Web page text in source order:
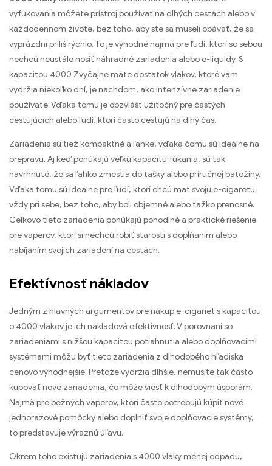
vyfukovania môžete prístroj používať na dlhých cestách alebo v
každodennom živote, bez toho, aby ste sa museli obávať, že sa
vyprázdni príliš rýchlo. To je výhodné najmä pre ľudí, ktorí so sebou
nechcú neustále nosiť náhradné zariadenia alebo e-liquidy. S
kapacitou 4000 Zvyčajne máte dostatok vlakov, ktoré vám
vydržia niekoľko dní, je nachdom, ako intenzívne zariadenie
používate. Vďaka tomu je obzvlášť užitočný pre častých
cestujúcich alebo ľudí, ktorí často cestujú na dlhý čas.
Zariadenia sú tiež kompaktné a ľahké, vďaka čomu sú ideálne na
prepravu. Aj keď ponúkajú veľkú kapacitu fúkania, sú tak
navrhnuté, že sa ľahko zmestia do tašky alebo príručnej batožiny.
Vďaka tomu sú ideálne pre ľudí, ktorí chcú mať svoju e-cigaretu
vždy pri sebe, bez toho, aby boli objemné alebo ťažko prenosné.
Celkovo tieto zariadenia ponúkajú pohodlné a praktické riešenie
pre vaperov, ktorí si nechcú robiť starosti s dopĺňaním alebo
nabíjaním svojich zariadení na cestách.
Efektívnosť nákladov
Jedným z hlavných argumentov pre nákup e-cigariet s kapacitou
o 4000 vlakov je ich nákladová efektívnosť. V porovnaní so
zariadeniami s nižšou kapacitou potiahnutia alebo doplňovacími
systémami môžu byť tieto zariadenia z dlhodobého hľadiska
cenovo výhodnejšie. Pretože vydržia dlhšie, nemusíte tak často
kupovať nové zariadenia, čo môže viesť k dlhodobým úsporám.
Najmä pre bežných vaperov, ktorí často potrebujú kúpiť nové
jednorazové pomôcky alebo doplniť svoje doplňovacie systémy,
to predstavuje výraznú úľavu.
Okrem toho existujú zariadenia s 4000 vlaky menej odpadu,